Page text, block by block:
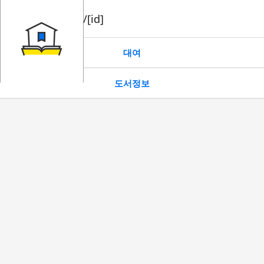
book/rent/[id]
대여
도서정보